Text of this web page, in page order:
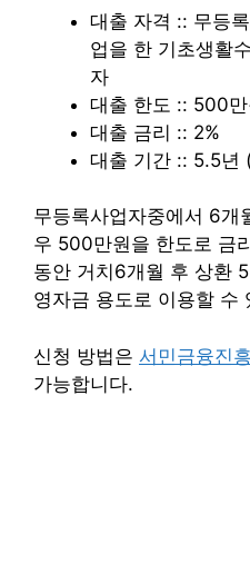
대출 자격 :: 무등
업을 한 기초생활
자
대출 한도 :: 500만
대출 금리 :: 2%
대출 기간 :: 5.5년
무등록사업자중에서 6개
우 500만원을 한도로 금
동안 거치6개월 후 상환
영자금 용도로 이용할 수
신청 방법은 서민금융진
가능합니다.